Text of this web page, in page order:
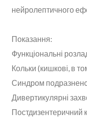
нейролептичного
Показання:
Функціональні
Кольки (кишкові, в
Синдром
Дивертикулярні
Постдизентеричний